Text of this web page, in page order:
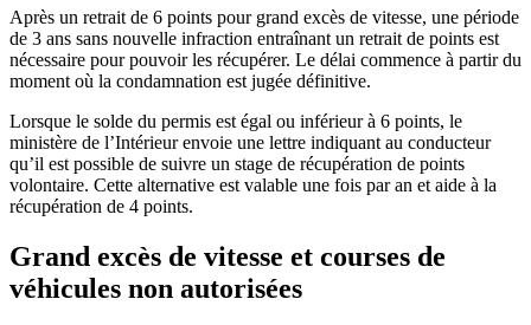
Après un retrait de 6 points pour grand excès de vitesse, une période
de 3 ans sans nouvelle infraction entraînant un retrait de points est
nécessaire pour pouvoir les récupérer. Le délai commence à partir du
moment où la condamnation est jugée définitive.
Lorsque le solde du permis est égal ou inférieur à 6 points, le
ministère de l’Intérieur envoie une lettre indiquant au conducteur
qu’il est possible de suivre un stage de récupération de points
volontaire. Cette alternative est valable une fois par an et aide à la
récupération de 4 points.
Grand excès de vitesse et courses de
véhicules non autorisées